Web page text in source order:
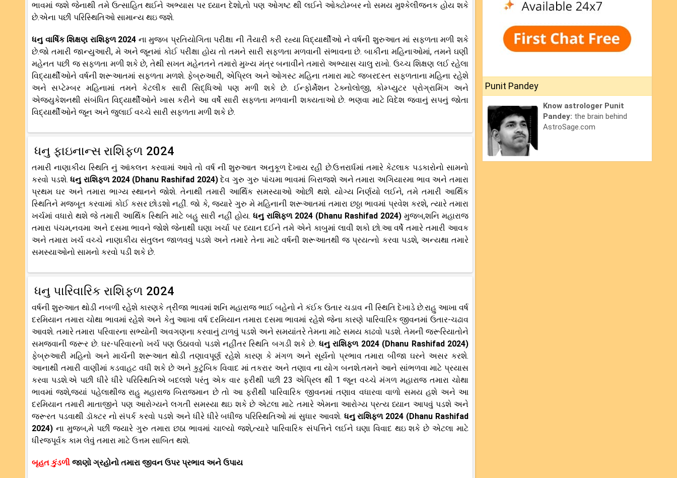
ભાવમાં જશે જેનાથી તમે ઉત્સાહિત થઈને અભ્યાસ પર ધ્યાન દેશો,તો પણ ઓગષ્ટ થી લઈને ઓક્ટોમ્બર નો સમય મુશ્કેલીજનક હોય શકે
છે.એના પછી પરિસ્થિતિઓ સામાન્ય થઇ જશે.
ધનુ વાર્ષિક શિક્ષણ રાશિફળ 2024 ના મુજબ પ્રતિયોગિતા પરીક્ષા ની તૈયારી કરી રહ્યા વિદ્યાર્થીઓ ને વર્ષની શુરુઆત માં સફળતા મળી શકે
છે.જો તમારી જાન્યુઆરી, મે અને જૂનમાં કોઈ પરીક્ષા હોય તો તમને સારી સફળતા મળવાની સંભાવના છે. બાકીના મહિનાઓમાં, તમને ઘણી
મહેનત પછી જ સફળતા મળી શકે છે, તેથી સખત મહેનતને તમારો મુખ્ય મંત્ર બનાવીને તમારો અભ્યાસ ચાલુ રાખો. ઉચ્ચ શિક્ષણ લઈ રહેલા
વિદ્યાર્થીઓને વર્ષની શરૂઆતમાં સફળતા મળશે. ફેબ્રુઆરી, એપ્રિલ અને ઓગસ્ટ મહિના તમારા માટે જબરદસ્ત સફળતાના મહિના રહેશે
અને સપ્ટેમ્બર મહિનામાં તમને કેટલીક સારી સિદ્ધિઓ પણ મળી શકે છે. ઈન્ફોર્મેશન ટેક્નોલોજી, કોમ્પ્યુટર પ્રોગ્રામિંગ અને
એજ્યુકેશનથી સંબંધિત વિદ્યાર્થીઓને ખાસ કરીને આ વર્ષે સારી સફળતા મળવાની શક્યતાઓ છે. ભણવા માટે વિદેશ જવાનું સપનું જોતા
વિદ્યાર્થીઓને જૂન અને જુલાઈ વચ્ચે સારી સફળતા મળી શકે છે.
ધનુ ફાઇનાન્સ રાશિફળ 2024
તમારી નાણાકીય સ્થિતિ નું આંકલન કરવામાં આવે તો વર્ષ ની શુરુઆત અનુકૂળ દેખાય રહી છે.ઉત્તરાર્ધમાં તમારે કેટલાક પડકારોનો સામનો
કરવો પડશે. ધનુ રાશિફળ 2024 (Dhanu Rashifad 2024)દેવ ગુરુ ગુરુ પાંચમા ભાવમાં બિરાજશે અને તમારા અગિયારમા ભાવ અને તમારા
પ્રથમ ઘર અને તમારા ભાગ્ય સ્થાનને જોશે. તેનાથી તમારી આર્થિક સમસ્યાઓ ઓછી થશે. યોગ્ય નિર્ણયો લઈને, તમે તમારી આર્થિક
સ્થિતિને મજબૂત કરવામાં કોઈ કસર છોડશો નહીં. જો કે, જ્યારે ગુરુ મે મહિનાની શરૂઆતમાં તમારા છઠ્ઠા ભાવમાં પ્રવેશ કરશે, ત્યારે તમારા
ખર્ચમાં વધારો થશે જે તમારી આર્થિક સ્થિતિ માટે બહુ સારી નહીં હોય. ધનુ રાશિફળ 2024 (Dhanu Rashifad 2024) મુજબ,શનિ મહારાજ
તમારા પંચમ,નવમા અને દસમા ભાવને જોશે જેનાથી ઘણા ખર્ચા પર ધ્યાન દઈને તમે એને કાબુમાં લાવી શકો છો.આ વર્ષે તમારે તમારી આવક
અને તમારા ખર્ચ વચ્ચે નાણાકીય સંતુલન જાળવવું પડશે અને તમારે તેના માટે વર્ષની શરૂઆતથી જ પ્રયત્નો કરવા પડશે, અન્યથા તમારે
સમસ્યાઓનો સામનો કરવો પડી શકે છે.
ધનુ પારિવારિક રાશિફળ 2024
વર્ષની શુરુઆત થોડી નબળી રહેશે કારણકે ત્રીજા ભાવમાં શનિ મહારાજ ભાઈ બહેનો ને કંઈક ઉતાર ચડાવ ની સ્થિતિ દેખાડે છે.રાહુ આખા વર્ષ
દરમિયાન તમારા ચોથા ભાવમાં રહેશે અને કેતુ આખા વર્ષ દરમિયાન તમારા દસમા ભાવમાં રહેશે જેના કારણે પારિવારિક જીવનમાં ઉતાર-ચઢાવ
આવશે. તમારે તમારા પરિવારના સભ્યોની અવગણના કરવાનું ટાળવું પડશે અને સમયાંતરે તેમના માટે સમય કાઢવો પડશે. તેમની જરૂરિયાતોને
સમજવાની જરૂર છે. ઘર-પરિવારનો ખર્ચ પણ ઉઠાવવો પડશે નહીંતર સ્થિતિ બગડી શકે છે. ધનુ રાશિફળ 2024 (Dhanu Rashifad 2024)
ફેબ્રુઆરી મહિનો અને માર્ચની શરૂઆત થોડી તણાવપૂર્ણ રહેશે કારણ કે મંગળ અને સૂર્યનો પ્રભાવ તમારા બીજા ઘરને અસર કરશે.
આનાથી તમારી વાણીમાં કડવાહટ વધી શકે છે અને કુટુંબિક વિવાદ માં તકરાર અને તણાવ ના યોગ બનશે.તમને આને સાંભળવા માટે પ્રયાસ
કરવા પડશે.એ પછી ધીરે ધીરે પરિસ્થિતિએ બદલશે પરંતુ એક વાર ફરીથી પછી 23 એપ્રિલ થી 1 જૂન વચ્ચે મંગળ મહારાજ તમારા ચોથા
ભાવમાં જશે,જ્યાં પહેલાથીજ રાહુ મહારાજ બિરાજમાન છે તો આ ફરીથી પારિવારિક જીવનમાં તણાવ વધારવા વાળો સમય હશે અને આ
દરમિયાન તમારી માતાજીને પણ આરોગ્યને લગતી સમસ્યા થઇ શકે છે એટલા માટે તમારે એમના આરોગ્ય પ્રત્ય ધ્યાન આપવું પડશે અને
જરૂરત પડવાથી ડૉક્ટર નો સંપર્ક કરવો પડશે અને ધીરે ધીરે બધીજ પરિસ્થિતિઓ માં સુધાર આવશે. ધનુ રાશિફળ 2024 (Dhanu Rashifad
2024) ના મુજબ,મે પછી જયારે ગુરુ તમારા છઠા ભાવમાં ચાલ્યો જશે,ત્યારે પારિવારિક સંપત્તિને લઈને ઘણા વિવાદ થઇ શકે છે એટલા માટે
ધીરજપૂર્વક કામ લેવું તમારા માટે ઉત્તમ સાબિત થશે.
બૃહત કુંડળી જાણો ગ્રહોનો તમારા જીવન ઉપર પ્રભાવ અને ઉપાય
Punit Pandey
Know astrologer Punit
Pandey: the brain behind
AstroSage.com